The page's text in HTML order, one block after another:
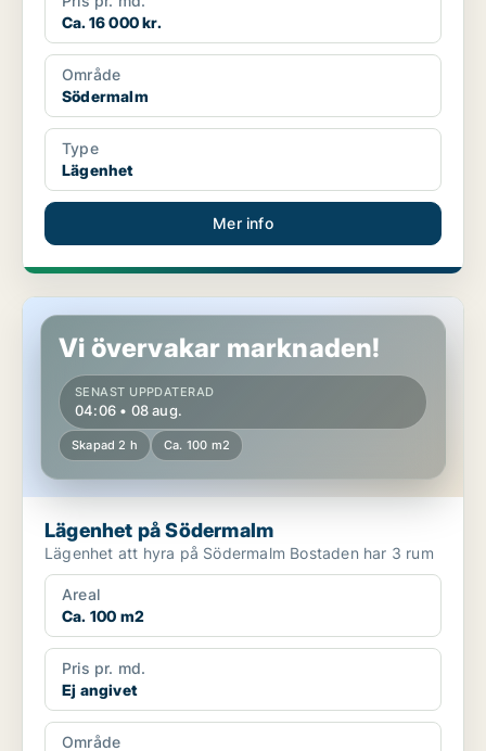
Ca. 16 000 kr.
Område
Södermalm
Type
Lägenhet
Mer info
Lägenhet på Södermalm
Vi övervakar marknaden!
SENAST UPPDATERAD
04:06 • 08 aug.
Skapad 2 h Ca. 100 m2
Lägenhet på Södermalm
Lägenhet att hyra på Södermalm Bostaden har 3 rum
Areal
Ca. 100 m2
Pris pr. md.
Ej angivet
Område